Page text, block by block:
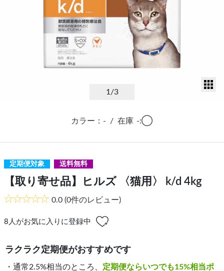
1 /3
カラー：- / 在庫 -:◯
定期便対象 送料無料
【取り寄せ品】ヒルズ 〈猫用〉 k/d 4kg
0.0 (0件のレビュー)
8 人がお気に入りに登録中
ラクラク定期便がおすすめです
・通常2.5%相当のところ、 定期便ならいつでも15%相当ポ